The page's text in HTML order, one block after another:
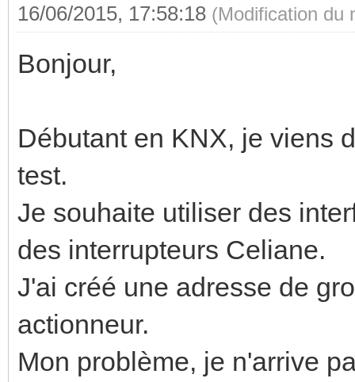
16/06/2015, 17:58:18 (Modification du
Bonjour,
Débutant en KNX, je viens
test.
Je souhaite utiliser des
des interrupteurs Celiane.
J'ai créé une adresse de
actionneur.
Mon problème, je n'arrive